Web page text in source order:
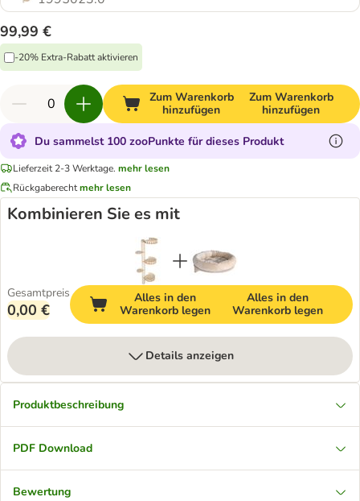
99,99 €
-20% Extra-Rabatt aktivieren
Zum Warenkorb
hinzufügen
Zum Warenkorb
hinzufügen
Du sammelst 100 zooPunkte für dieses Produkt
Lieferzeit 2-3 Werktage. mehr lesen
Rückgaberechtmehr lesen
Kombinieren Sie es mit
Gesamtpreis
0,00 €
Alles in den
Warenkorb legen
Alles in den
Warenkorb legen
Details anzeigen
Produktbeschreibung
PDF Download
Bewertung